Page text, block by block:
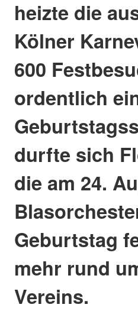
heizte die
Kölner
600
ordentlich
durfte sich
die am 24.
Geburtstag
mehr rund
Vereins.